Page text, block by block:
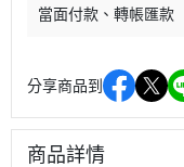
當面付款
轉帳匯款
分享商品到
商品詳情